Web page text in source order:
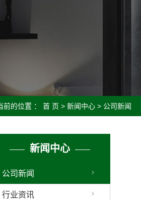
前的位置 ： 首 页 > 新闻中心 > 公司新闻
新闻中心
公司新闻
行业资讯